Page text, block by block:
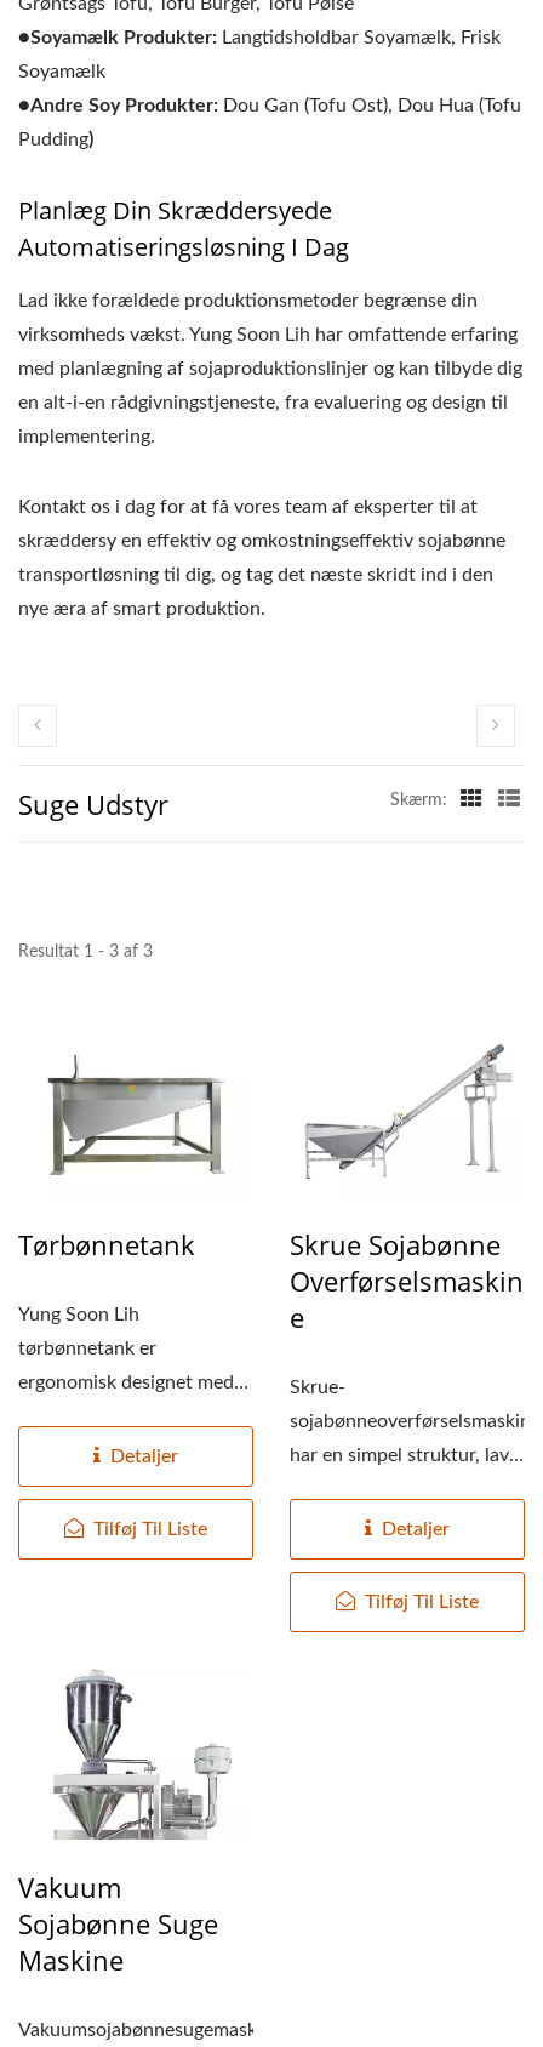
●Soyamælk Produkter: Langtidsholdbar Soyamælk, Frisk
Soyamælk
●Andre Soy Produkter: Dou Gan (Tofu Ost), Dou Hua (Tofu
Pudding)
Planlæg Din Skræddersyede
Automatiseringsløsning I Dag
Lad ikke forældede produktionsmetoder begrænse din
virksomheds vækst. Yung Soon Lih har omfattende erfaring
med planlægning af sojaproduktionslinjer og kan tilbyde dig
en alt-i-en rådgivningstjeneste, fra evaluering og design til
implementering.
Kontakt os i dag for at få vores team af eksperter til at
skræddersy en effektiv og omkostningseffektiv sojabønne
transportløsning til dig, og tag det næste skridt ind i den
nye æra af smart produktion.
Suge Udstyr Skærm:
Resultat 1 - 3 af 3
Tørbønnetank
Yung Soon Lih
tørbønnetank er
ergonomisk designet med
operatørens talje....
Detaljer
Tilføj Til Liste
Skrue Sojabønne
Overførselsmaskin
E
Skrue-
har en simpel struktur, lave
Detaljer
Tilføj Til Liste
Vakuum
Sojabønne Suge
Maskine
Vakuumsojabønnesugemaskine